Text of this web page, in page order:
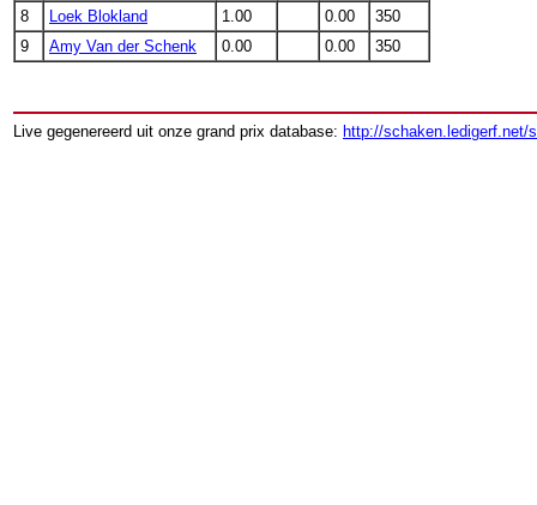
8 Loek Blokland 1.00 0.00
350
9
Amy Van der Schenk 0.00 0.00 350
Live gegenereerd uit onze grand prix database: http://schaken.ledigerf.net/